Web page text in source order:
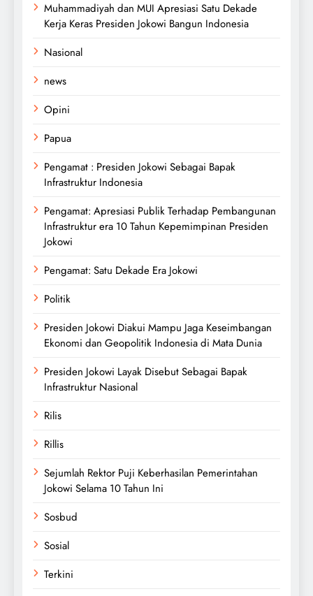
Muhammadiyah dan MUI Apresiasi Satu Dekade
Kerja Keras Presiden Jokowi Bangun Indonesia
Nasional
news
Opini
Papua
Pengamat : Presiden Jokowi Sebagai Bapak
Infrastruktur Indonesia
Pengamat: Apresiasi Publik Terhadap Pembangunan
Infrastruktur era 10 Tahun Kepemimpinan Presiden
Jokowi
Pengamat: Satu Dekade Era Jokowi
Politik
Presiden Jokowi Diakui Mampu Jaga Keseimbangan
Ekonomi dan Geopolitik Indonesia di Mata Dunia
Presiden Jokowi Layak Disebut Sebagai Bapak
Infrastruktur Nasional
Rilis
Rillis
Sejumlah Rektor Puji Keberhasilan Pemerintahan
Jokowi Selama 10 Tahun Ini
Sosbud
Sosial
Terkini